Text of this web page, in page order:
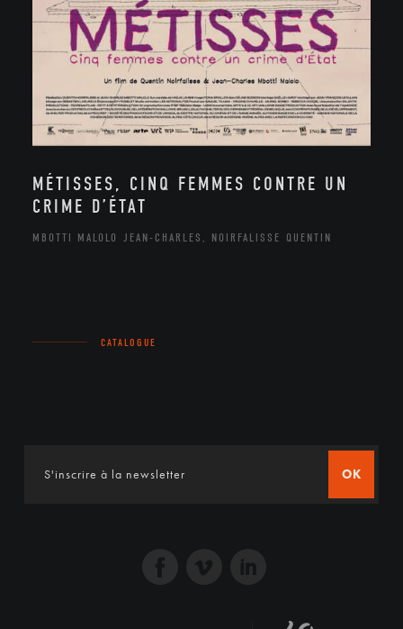
MÉTISSES, CINQ FEMMES CONTRE UN
CRIME D’ÉTAT
MBOTTI MALOLO JEAN-CHARLES, NOIRFALISSE QUENTIN
CATALOGUE
OK